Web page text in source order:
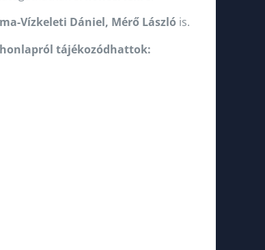
Vízkeleti Dániel, Mérő László is.
honlapról tájékozódhattok: